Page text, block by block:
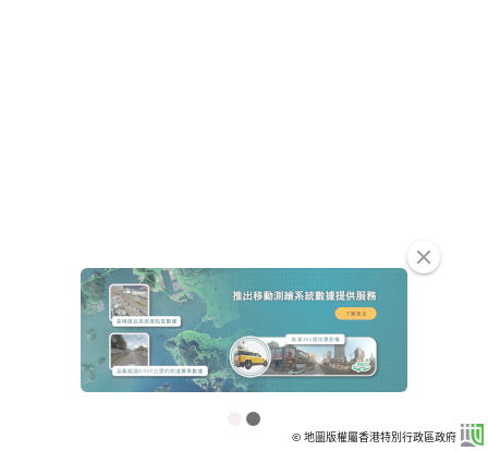
© 地圖版權屬香港特別行政區政府
clear